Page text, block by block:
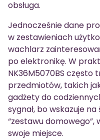
obsługa.
Jednocześnie dane
w zestawieniach
wachlarz
po elektronikę. W
NK36M5070BS często
przedmiotów, takich
gadżety do
sygnał, bo wskazuje
“zestawu
swoje miejsce.